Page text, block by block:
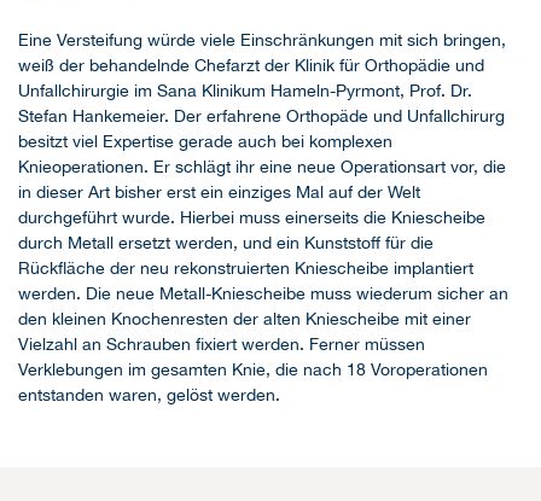
Eine Versteifung würde viele Einschränkungen mit sich bringen,
weiß der behandelnde Chefarzt der Klinik für Orthopädie und
Unfallchirurgie im Sana Klinikum Hameln-Pyrmont, Prof. Dr.
Stefan Hankemeier. Der erfahrene Orthopäde und Unfallchirurg
besitzt viel Expertise gerade auch bei komplexen
Knieoperationen. Er schlägt ihr eine neue Operationsart vor, die
in dieser Art bisher erst ein einziges Mal auf der Welt
durchgeführt wurde. Hierbei muss einerseits die Kniescheibe
durch Metall ersetzt werden, und ein Kunststoff für die
Rückfläche der neu rekonstruierten Kniescheibe implantiert
werden. Die neue Metall-Kniescheibe muss wiederum sicher an
den kleinen Knochenresten der alten Kniescheibe mit einer
Vielzahl an Schrauben fixiert werden. Ferner müssen
Verklebungen im gesamten Knie, die nach 18 Voroperationen
entstanden waren, gelöst werden.